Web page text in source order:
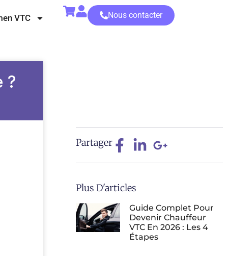
VTC Nous contacter
?
Partager
Plus D'articles
Guide Complet Pour
Devenir Chauffeur
VTC En 2026 : Les 4
Étapes